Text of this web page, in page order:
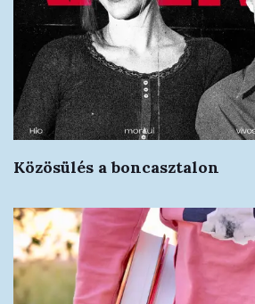
Közösülés a boncasztalon